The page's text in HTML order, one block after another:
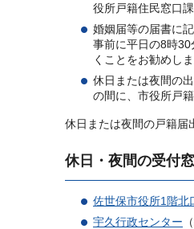
役所戸籍住民窓口
婚姻届等の届書に
事前に平日の8時
くことをお勧めしま
休日または夜間の
の間に、市役所戸
休日または夜間の戸籍届
休日・夜間の受付
佐世保市役所1階北
宇久行政センター